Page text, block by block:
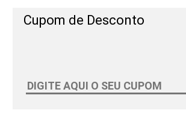
Cupom de Desconto